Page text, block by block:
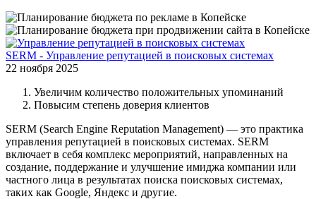
SERM - Управление репутацией в поисковых системах
22 ноября 2025
Увеличим количество положительных упоминаний
Повысим степень доверия клиентов
SERM (Search Engine Reputation Management) — это практика
управления репутацией в поисковых системах. SERM
включает в себя комплекс мероприятий, направленных на
создание, поддержание и улучшение имиджа компании или
частного лица в результатах поиска поисковых системах,
таких как Google, Яндекс и другие.